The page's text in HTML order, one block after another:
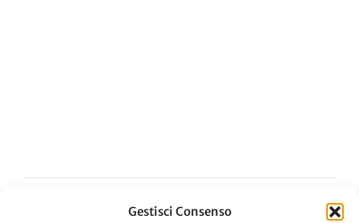
Gestisci Consenso